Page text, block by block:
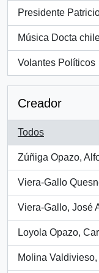
Presidente
, 1356 resultados
Música Docta
, 6 resultados
Volantes Políticos
, 1 resultados
Creador
Todos
Zúñiga Opazo,
, 125 resultados
Viera-Gallo
, 108 resultados
Viera-Gallo, José
, 98 resultados
Loyola Opazo,
, 80 resultados
Molina
, 66 resultados